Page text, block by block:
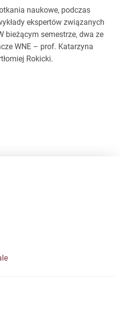
naukowe, podczas
ekspertów związanych
bieżącym semestrze, dwa ze
WNE – prof. Katarzyna
Rokicki.